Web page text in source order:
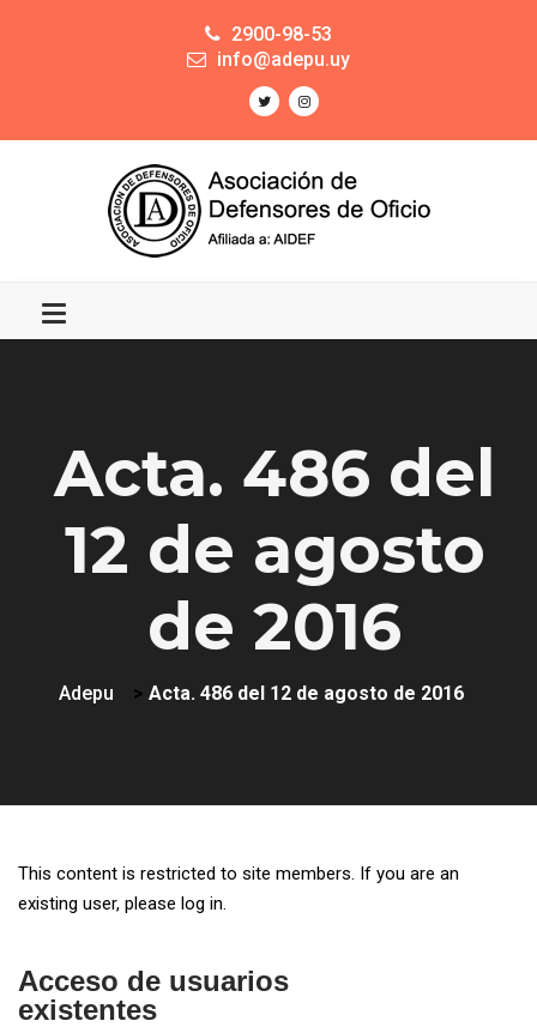
2900-98-53
info@adepu.uy
Acta. 486 del
12 de agosto
de 2016
Adepu > Acta. 486 del 12 de agosto de 2016
This content is restricted to site members. If you are an
existing user, please log in.
Acceso de usuarios
existentes